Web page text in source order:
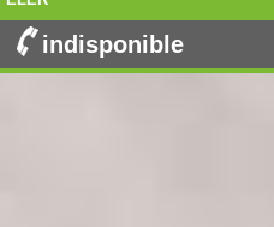
indisponible